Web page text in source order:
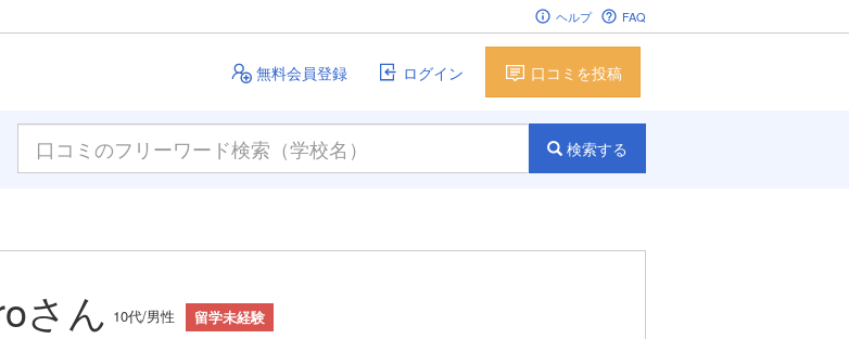
ヘルプ FAQ
無料会員登録 ログイン 口コミを投稿
検索する
さん 10代/男性 留学未経験